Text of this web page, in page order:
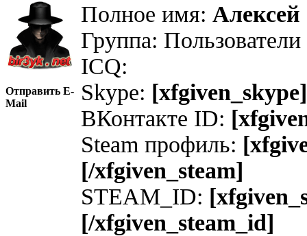
Отправить E-
Mail
Полное имя: Алексей
Группа: Пользователи
ICQ:
Skype:
ВКонтакте ID:
Steam профиль:
[/xfgiven_steam]
STEAM_ID:
[/xfgiven_steam_id]